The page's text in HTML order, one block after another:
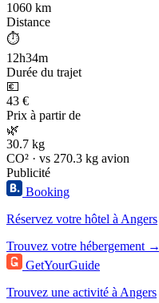
1060 km
Distance
⏱️
12h34m
Durée du trajet
💶
43 €
Prix à partir de
🌿
30.7 kg
CO² · vs 270.3 kg avion
Publicité
Booking
Réservez votre hôtel à Angers
Trouvez votre hébergement →
GetYourGuide
Trouvez une activité à Angers